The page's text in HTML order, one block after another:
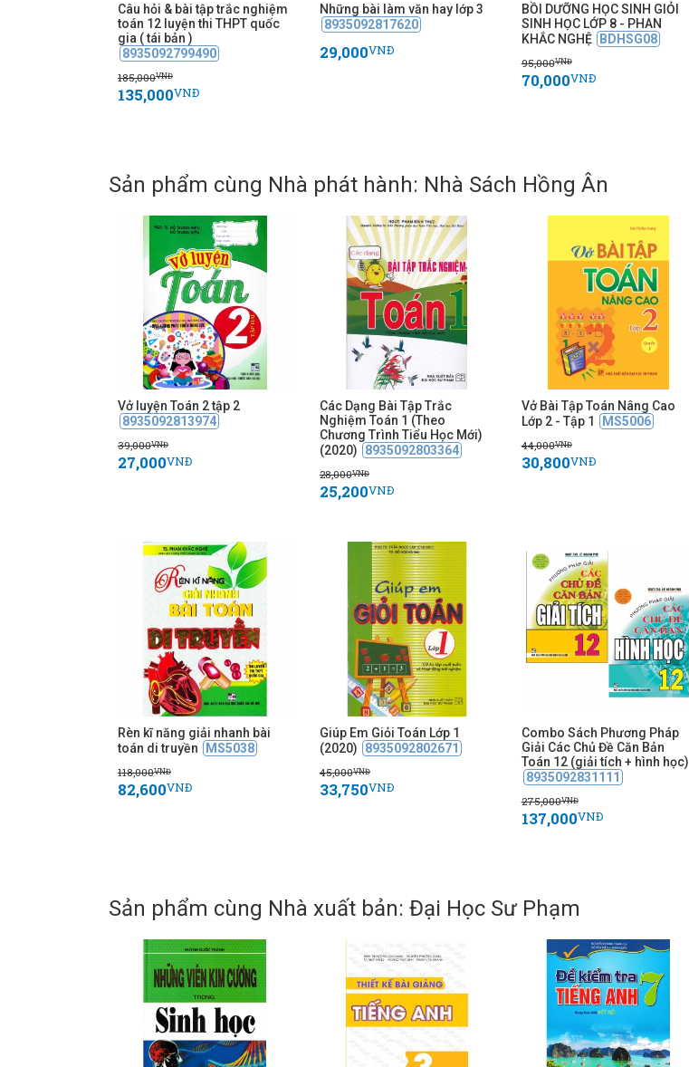
Câu hỏi & bài tập trắc nghiệm
toán 12 luyện thi THPT quốc
gia ( tái bản )
8935092799490
185,000VNĐ
135,000VNĐ
Những bài làm văn hay lớp 3
8935092817620
29,000VNĐ
BỒI DƯỠNG HỌC SINH GIỎI
SINH HỌC LỚP 8 - PHAN
KHẮC NGHỆ BDHSG08
95,000VNĐ
70,000VNĐ
Sản phẩm cùng Nhà phát hành: Nhà Sách Hồng Ân
Vở luyện Toán 2 tập 2
8935092813974
39,000VNĐ
27,000VNĐ
Các Dạng Bài Tập Trắc
Nghiệm Toán 1 (Theo
Chương Trình Tiểu Học Mới)
(2020)
8935092803364
28,000VNĐ
25,200VNĐ
Vở Bài Tập Toán Nâng Cao
Lớp 2 - Tập 1
MS5006
44,000VNĐ
30,800VNĐ
Rèn kĩ năng giải nhanh bài
toán di truyền
MS5038
118,000VNĐ
82,600VNĐ
Giúp Em Giỏi Toán Lớp 1
(2020)
8935092802671
45,000VNĐ
33,750VNĐ
Combo Sách Phương Pháp
Giải Các Chủ Đề Căn Bản
Toán 12 (giải tích + hình học)
8935092831111
275,000VNĐ
137,000VNĐ
Sản phẩm cùng Nhà xuất bản: Đại Học Sư Phạm